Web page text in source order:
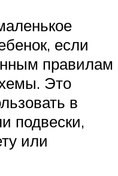
если
правилам
Это
в
подвески,
или